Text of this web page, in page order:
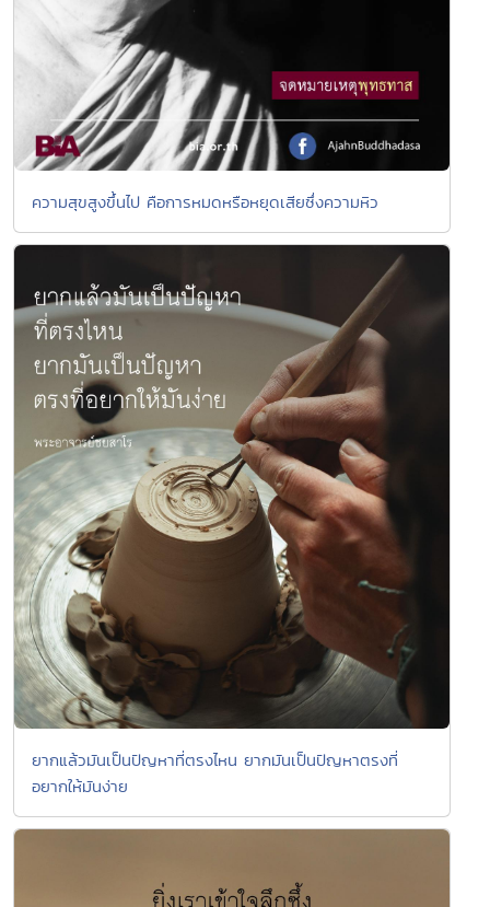
ความสุขสูงขึ้นไป คือการหมดหรือหยุดเสียซึ่งความหิว
ยากแล้วมันเป็นปัญหาที่ตรงไหน ยากมันเป็นปัญหาตรงที่
อยากให้มันง่าย